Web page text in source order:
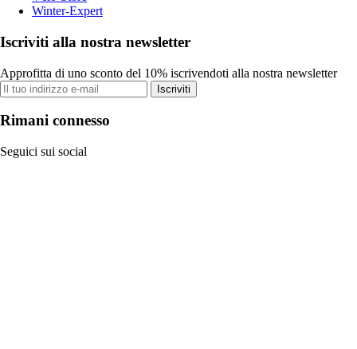
Winter-Expert
Iscriviti alla nostra newsletter
Approfitta di uno sconto del 10% iscrivendoti alla nostra newsletter
Iscriviti
Rimani connesso
Seguici sui social